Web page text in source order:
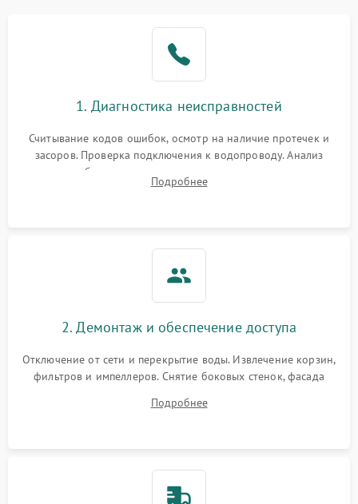
1. Диагностика неисправностей
Считывание кодов ошибок, осмотр на наличие протечек и
засоров. Проверка подключения к водопроводу. Анализ
жалоб на отсутствие слива, нагрева, вращения
разбрызгивателей или срабатывание системы защиты
Подробнее
2. Демонтаж и обеспечение доступа
Отключение от сети и перекрытие воды. Извлечение корзин,
фильтров и импеллеров. Снятие боковых стенок, фасада
циркуляционному насосу, ТЭНу и сливной помпе.
Подробнее